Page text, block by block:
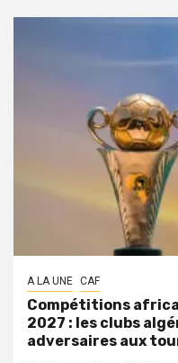
A LA UNE CAF
Compétitions
2027 : les clubs
adversaires aux